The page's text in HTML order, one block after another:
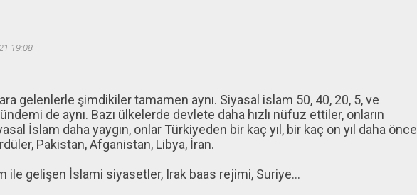
19:08
gelenlerle şimdikiler tamamen aynı. Siyasal islam 50, 40, 20, 5, ve
de aynı. Bazı ülkelerde devlete daha hızlı nüfuz ettiler, onların
İslam daha yaygın, onlar Türkiyeden bir kaç yıl, bir kaç on yıl daha önce
Pakistan, Afganistan, Libya, İran.
ile gelişen İslami siyasetler, Irak baas rejimi, Suriye...